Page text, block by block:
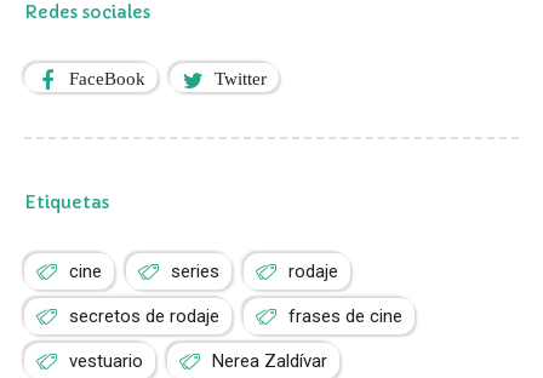
Redes sociales
FaceBook Twitter
Etiquetas
cine series rodaje
secretos de rodaje frases de cine
vestuario Nerea Zaldívar